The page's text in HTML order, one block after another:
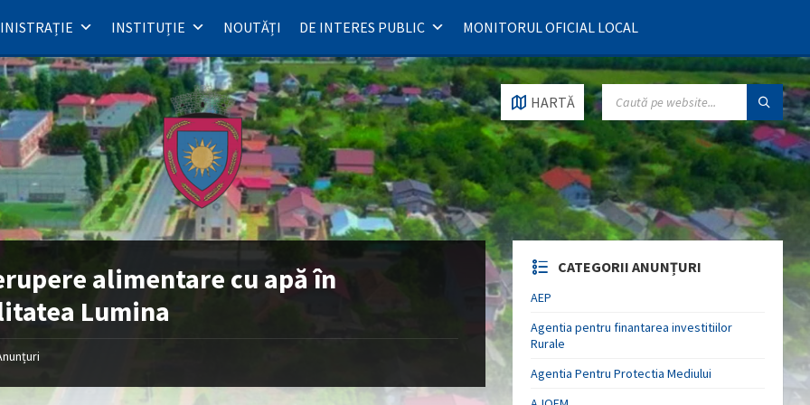
INSTITUȚIE NOUTĂȚI DE INTERES PUBLIC MONITORUL OFICIAL LOCAL
HARTĂ
SEARCH:
alimentare cu apă în
Lumina
CATEGORII ANUNȚURI
AEP
Agentia pentru finantarea investitiilor
Rurale
Agentia Pentru Protectia Mediului